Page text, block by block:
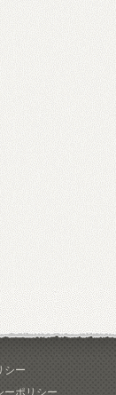
シー
ーポリシー